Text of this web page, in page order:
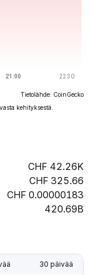
Tietolähde: CoinGecko
kehityksestä.
42.26K
325.66
0.00000183
420.69B
30 päivää